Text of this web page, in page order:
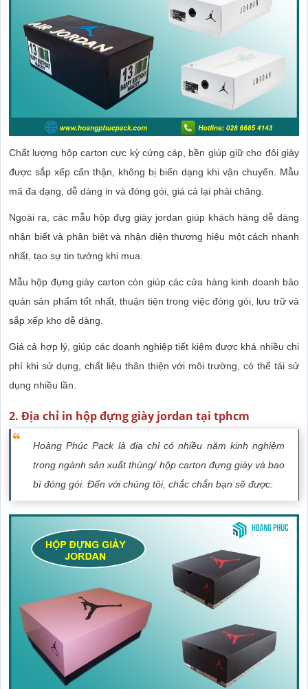
Chất lượng hộp carton cực kỳ cứng cáp, bền giúp giữ cho đôi giày
được sắp xếp cẩn thận, không bị biến dạng khi vận chuyển. Mẫu
mã đa dạng, dễ dàng in và đóng gói, giá cả lại phải chăng.
Ngoài ra, các mẫu hộp đựg giày jordan giúp khách hàng dễ dàng
nhận biết và phân biệt và nhận diện thương hiệu một cách nhanh
nhất, tạo sự tin tưởng khi mua.
Mẫu hộp đựng giày carton còn giúp các cửa hàng kinh doanh bảo
quản sản phẩm tốt nhất, thuận tiện trong việc đóng gói, lưu trữ và
sắp xếp kho dễ dàng.
Giá cả hợp lý, giúp các doanh nghiệp tiết kiệm được khá nhiều chi
phí khi sử dụng, chất liệu thân thiện với môi trường, có thể tái sử
dụng nhiều lần.
2. Địa chỉ in hộp đựng giày jordan tại tphcm
Hoàng Phúc Pack là địa chỉ có nhiều năm kinh nghiệm
trong ngành sản xuất thùng/ hộp carton đựng giày và bao
bì đóng gói. Đến với chúng tôi, chắc chắn bạn sẽ được: